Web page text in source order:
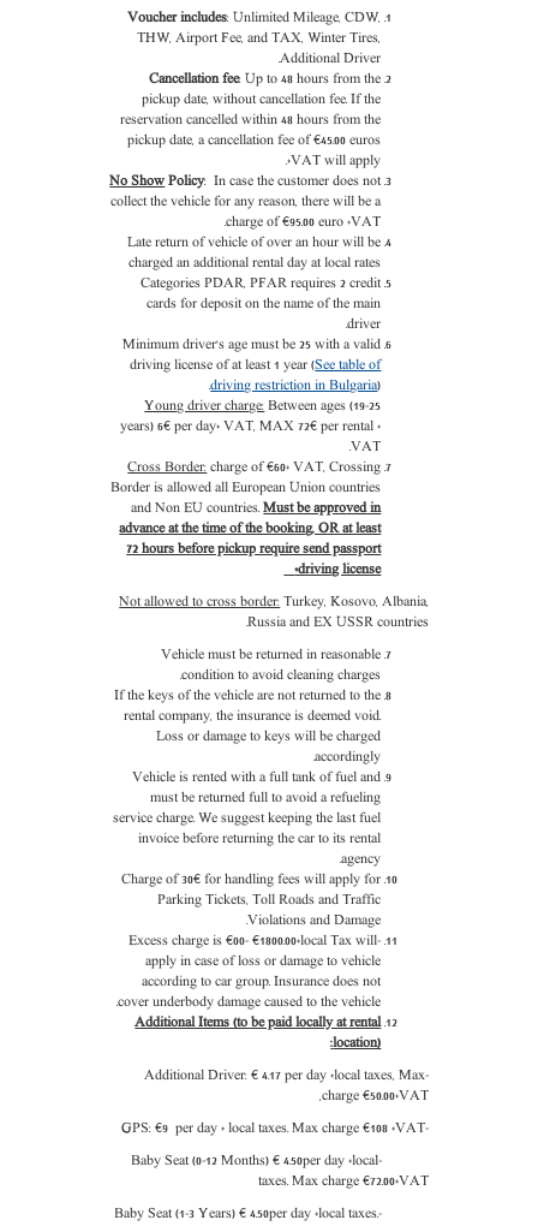
Voucher includes: Unlimited Mileage, CDW,
THW, Airport Fee, and TAX, Winter Tires,
Additional Driver.
Cancellation fee: Up to 48 hours from the
pickup date, without cancellation fee. If the
reservation cancelled within 48 hours from the
pickup date, a cancellation fee of €45.00 euros
+VAT will apply.
No Show Policy: In case the customer does not
collect the vehicle for any reason, there will be a
charge of €95.00 euro +VAT.
Late return of vehicle of over an hour will be
charged an additional rental day at local rates
Categories PDAR, PFAR requires 2 credit
cards for deposit on the name of the main
driver.
Minimum driver’s age must be25 with a valid
driving license of at least1 year (See table of
driving restriction in Bulgaria).
Young driver charge: Between ages (19-25
years) 6€ per day+ VAT, MAX 72€ per rental +
VAT.
Cross Border: charge of €60+ VAT, Crossing
Border is allowed all European Union countries
and Non EU countries.Must be approved in
advance at the time of the booking, OR at least
72 hours before pickup require send passport
+driving license
Not allowed to cross border: Turkey, Kosovo, Albania,
Russia and EX USSR countries.
Vehicle must be returned in reasonable
condition to avoid cleaning charges.
If the keys of the vehicle are not returned to the
rental company, the insurance is deemed void.
Loss or damage to keys will be charged
accordingly.
Vehicle is rented with a full tank of fuel and
must be returned full to avoid a refueling
service charge. We suggest keeping the last fuel
invoice before returning the car to its rental
agency.
Charge of 30€ for handling fees will apply for
Parking Tickets, Toll Roads and Traffic
Violations and Damage.
-
Excess charge is €00- €1800.00+local Tax will
apply in case of loss or damage to vehicle
according to car group. Insurance does not
cover underbody damage caused to the vehicle.
Additional Items (to be paid locally at rental
location):
-Additional Driver: € 4
.17 per day +local taxes,Max
charge€50.00+VAT
,
-GPS: €9 per day + local taxes.
Max charge€108+VAT
-Baby Seat (0-12 Months) €
4.50per day +local
taxes. Max charge€72.00+VAT
-Baby Seat (1-3 Years) €
4.50per day +local taxes.